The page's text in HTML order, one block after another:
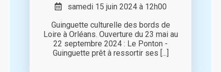
samedi 15 juin 2024 à 12h00
Guinguette culturelle des bords de
Loire à Orléans. Ouverture du 23 mai au
22 septembre 2024 : Le Ponton -
Guinguette prêt à ressortir ses [...]